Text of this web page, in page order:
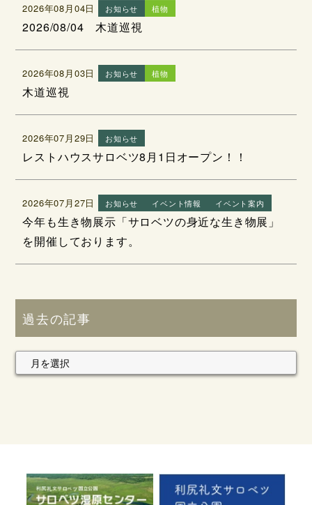
2026年08月04日 お知らせ 植物
2026/08/04 木道巡視
2026年08月03日 お知らせ 植物
木道巡視
2026年07月29日 お知らせ
レストハウスサロベツ8月1日オープン！！
2026年07月27日 お知らせ イベント情報 イベント案内
今年も生き物展示「サロベツの身近な生き物展」
を開催しております。
過去の記事